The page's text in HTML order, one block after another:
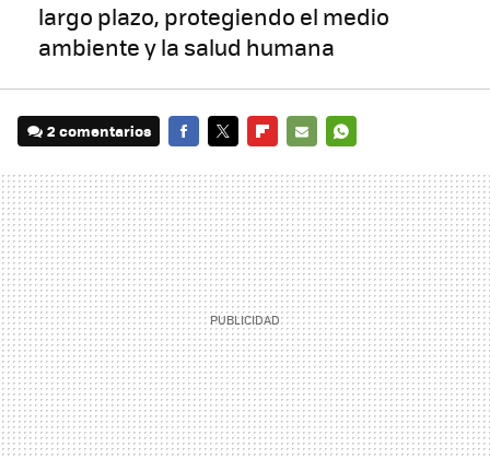
largo plazo, protegiendo el medio
ambiente y la salud humana
2 comentarios
MAIL